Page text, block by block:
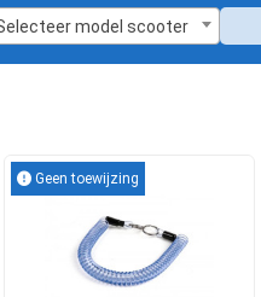
model scooter
Geen toewijzing